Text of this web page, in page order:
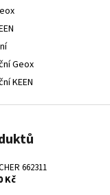
Geox
KEEN
662311
Kč